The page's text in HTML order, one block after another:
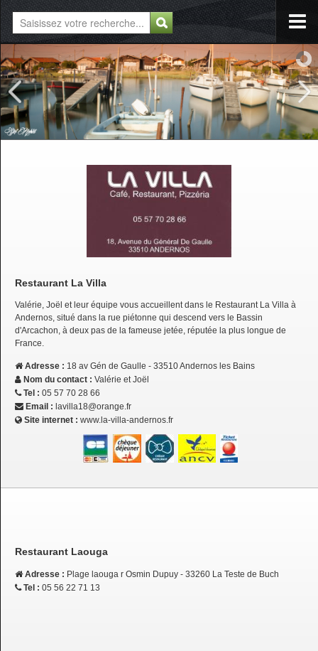
Restaurant La Villa
Valérie, Joël et leur équipe vous accueillent dans le Restaurant La Villa à
Andernos, situé dans la rue piétonne qui descend vers le Bassin
d'Arcachon, à deux pas de la fameuse jetée, réputée la plus longue de
France.
Adresse : 18 av Gén de Gaulle - 33510 Andernos les Bains
Nom du contact : Valérie et Joël
Tel : 05 57 70 28 66
Email : lavilla18@orange.fr
Site internet : www.la-villa-andernos.fr
Restaurant Laouga
Adresse : Plage laouga r Osmin Dupuy - 33260 La Teste de Buch
Tel : 05 56 22 71 13